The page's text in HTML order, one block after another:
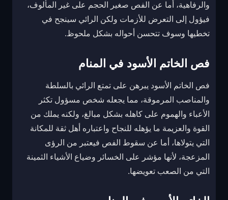
والرفاهية، أما عن الفص صغير الحجم على غير المألوف،
فيؤول إلى التعرض للأزمات ولكن الرائي سينجح في
تخطيها وسوف تتحسن أحواله بشكل ملحوظ.
فص الخاتم الأسود في المنام
فص الخاتم الأسود يبرهن على تمتع الرائي بالسلطة
والمناصب المرموقة، مما يجعله شخص مسؤول تكثر
الأعباء والهموم على كاهله بشكل مبالغ، ولكنه يملك من
القوة والعزيمة ما يؤهله للنجاح واعتباره أهل ثقة للمكانة
التي يتولاها، أما عن سقوط الفص فيعتبر من الرؤى
المزعجة، لأنها مؤشر على الخسائر وضياع الأشياء الثمينة
التي من الصعب تعويضها.